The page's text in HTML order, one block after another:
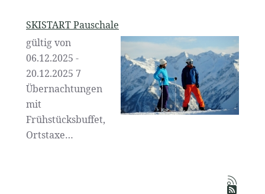
SKISTART Pauschale
gültig von
06.12.2025 -
20.12.2025 7
Übernachtungen
mit
Frühstücksbuffet,
Ortstaxe…